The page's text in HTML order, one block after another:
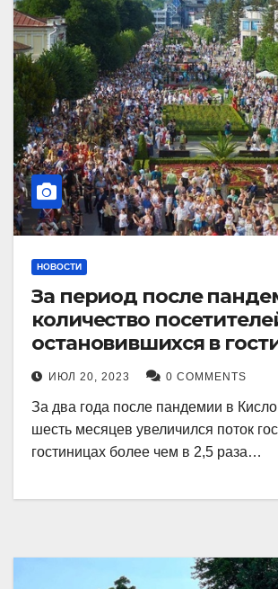
НОВОСТИ
За период после
количество
остановившихся в
Кисловодска, выросло в
ИЮЛ 20, 2023 0 COMMENTS
За два года после пандемии в
шесть месяцев увеличился поток
гостиницах более чем в 2,5 раза…